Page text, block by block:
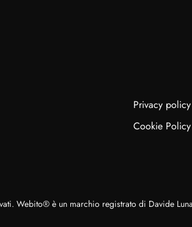
Privacy policy
Cookie Policy
Webito® è un marchio registrato di Davide